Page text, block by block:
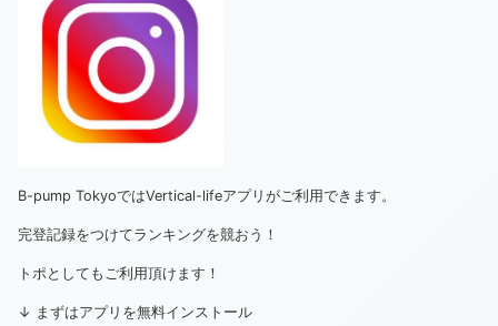
B-pump TokyoではVertical-lifeアプリがご利用できます。
完登記録をつけてランキングを競おう！
トポとしてもご利用頂けます！
↓ まずはアプリを無料インストール